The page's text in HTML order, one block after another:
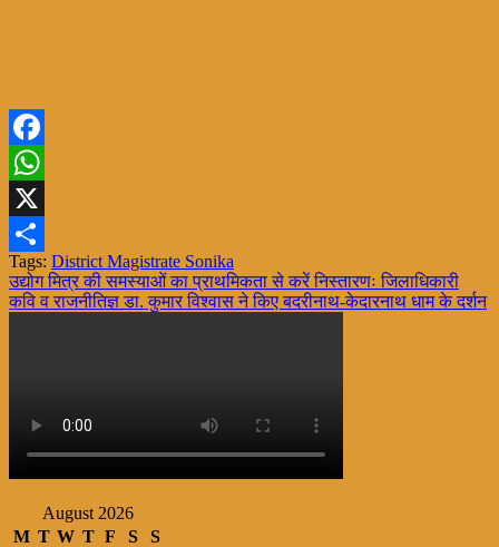
Facebook
WhatsApp
X
Share
Tags: District Magistrate Sonika
Post
navigation
उद्योग मित्र की समस्याओं का प्राथमिकता से करें निस्तारणः जिलाधिकारी
कवि व राजनीतिज्ञ डा. कुमार विश्वास ने किए बदरीनाथ-केदारनाथ धाम के दर्शन
August 2026
M T W T F S
S